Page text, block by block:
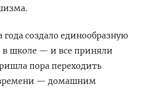
года создало единообразную
в школе — и все приняли
пора переходить
— домашним